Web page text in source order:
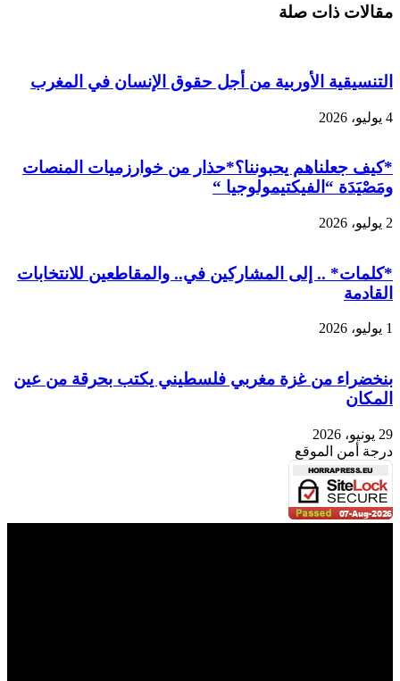
مقالات ذات صلة
التنسيقية الأوربية من أجل حقوق الإنسان في المغرب
4 يوليو، 2026
*كيف جعلناهم يحبوننا؟*حذار من خوارزميات المنصات
ومَصْيَدَة “الفيكتيمولوجيا “
2 يوليو، 2026
*كلمات* .. إلى المشاركين في.. والمقاطعين للانتخابات
القادمة
1 يوليو، 2026
بنخضراء من غزة مغربي فلسطيني يكتب بحرقة من عين
المكان
29 يونيو، 2026
درجة أمن الموقع